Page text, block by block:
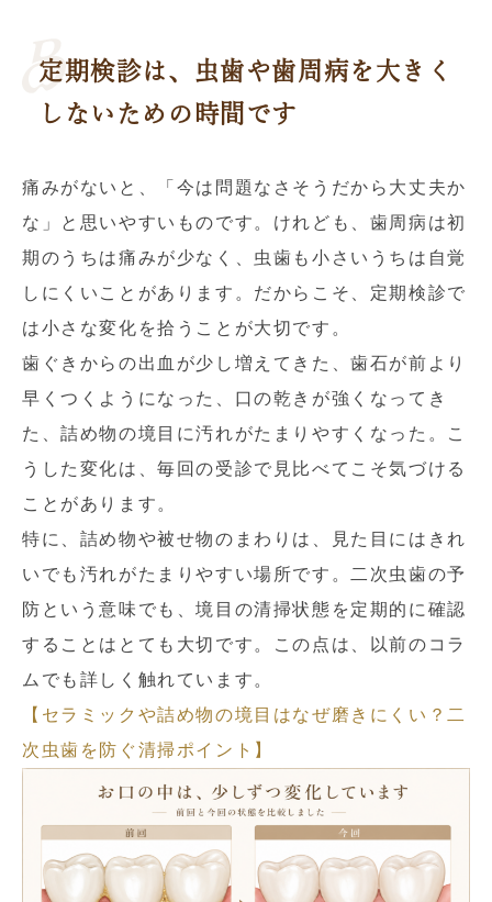
定期検診は、虫歯や歯周病を大きく
しないための時間です
痛みがないと、「今は問題なさそうだから大丈夫か
な」と思いやすいものです。けれども、歯周病は初
期のうちは痛みが少なく、虫歯も小さいうちは自覚
しにくいことがあります。だからこそ、定期検診で
は小さな変化を拾うことが大切です。
歯ぐきからの出血が少し増えてきた、歯石が前より
早くつくようになった、口の乾きが強くなってき
た、詰め物の境目に汚れがたまりやすくなった。こ
うした変化は、毎回の受診で見比べてこそ気づける
ことがあります。
特に、詰め物や被せ物のまわりは、見た目にはきれ
いでも汚れがたまりやすい場所です。二次虫歯の予
防という意味でも、境目の清掃状態を定期的に確認
することはとても大切です。この点は、以前のコラ
ムでも詳しく触れています。
【セラミックや詰め物の境目はなぜ磨きにくい？二
次虫歯を防ぐ清掃ポイント】